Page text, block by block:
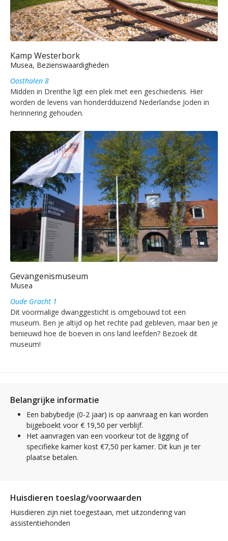
Kamp Westerbork
Musea, Bezienswaardigheden
Oosthalen 8
Midden in Drenthe ligt een plek met een geschiedenis. Hier
worden de levens van honderdduizend Nederlandse Joden in
herinnering gehouden.
Gevangenismuseum
Musea
Oude Gracht 1
Dit voormalige dwanggesticht is omgebouwd tot een
museum. Ben je altijd op het rechte pad gebleven, maar ben je
benieuwd hoe de boeven in ons land leefden? Bezoek dit
museum!
Belangrijke informatie
Een babybedje (0-2 jaar) is op aanvraag en kan worden
bijgeboekt voor € 19,50 per verblijf.
Het aanvragen van een voorkeur tot de ligging of
specifieke kamer kost €7,50 per kamer. Dit kun je ter
plaatse betalen.
Huisdieren toeslag/voorwaarden
Huisdieren zijn niet toegestaan, met uitzondering van
assistentiehonden